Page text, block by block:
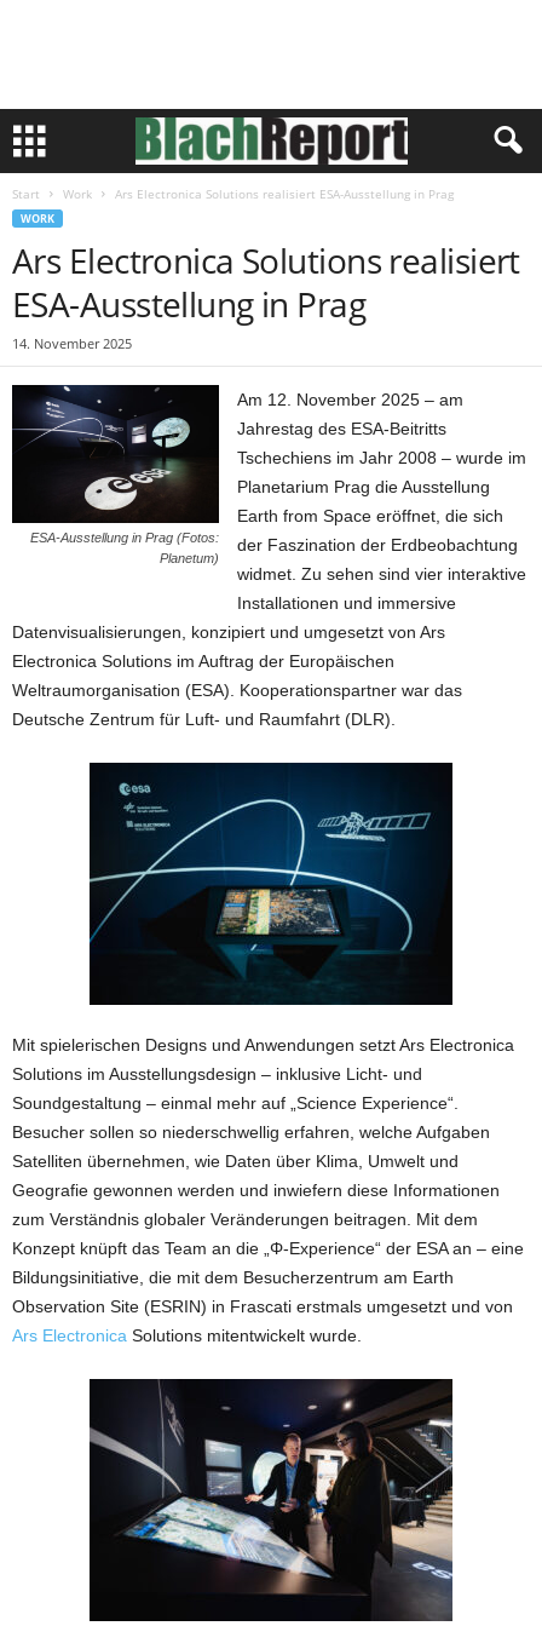
Start Work Ars Electronica Solutions realisiert ESA-Ausstellung in Prag
WORK
Ars Electronica Solutions realisiert
ESA-Ausstellung in Prag
14. November 2025
ESA-Ausstellung in Prag (Fotos:
Planetum)
Am 12. November 2025 – am
Jahrestag des ESA-Beitritts
Tschechiens im Jahr 2008 – wurde im
Planetarium Prag die Ausstellung
Earth from Space eröffnet, die sich
der Faszination der Erdbeobachtung
widmet. Zu sehen sind vier interaktive
Installationen und immersive
Datenvisualisierungen, konzipiert und umgesetzt von Ars
Electronica Solutions im Auftrag der Europäischen
Weltraumorganisation (ESA). Kooperationspartner war das
Deutsche Zentrum für Luft- und Raumfahrt (DLR).
Mit spielerischen Designs und Anwendungen setzt Ars Electronica
Solutions im Ausstellungsdesign – inklusive Licht- und
Soundgestaltung – einmal mehr auf „Science Experience“.
Besucher sollen so niederschwellig erfahren, welche Aufgaben
Satelliten übernehmen, wie Daten über Klima, Umwelt und
Geografie gewonnen werden und inwiefern diese Informationen
zum Verständnis globaler Veränderungen beitragen. Mit dem
Konzept knüpft das Team an die „Φ-Experience“ der ESA an – eine
Bildungsinitiative, die mit dem Besucherzentrum am Earth
Observation Site (ESRIN) in Frascati erstmals umgesetzt und von
Ars Electronica Solutions mitentwickelt wurde.